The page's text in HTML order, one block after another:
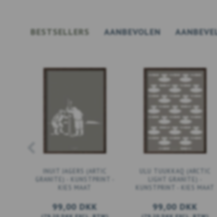
BESTSELLERS AANBEVOLEN
INUIT JAGERS (ARTIC
GRANITE) - KUNSTPRINT -
KIES MAAT
99,00 DKK
ULU TUUKKAQ (ARCTIC
LIGHT GRANITE) -
KUNSTPRINT - KIES MAAT
99,00 DKK